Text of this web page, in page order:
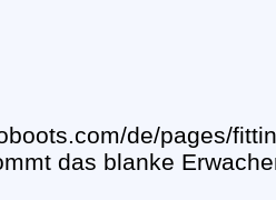
de/pages/
das blanke